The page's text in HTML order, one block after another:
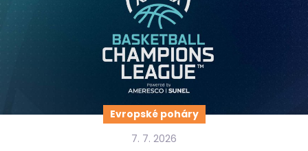
Evropské poháry
7. 7. 2026